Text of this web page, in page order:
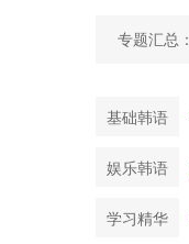
专题汇总：
基础韩语
娱乐韩语
学习精华